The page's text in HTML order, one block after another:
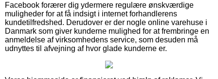
Facebook forærer dig ydermere regulære ønskværdige
muligheder for at få indsigt i internet forhandlerens
kundetilfredshed. Derudover er der nogle online varehuse i
Danmark som giver kunderne mulighed for at frembringe en
anmeldelse af virksomhedens service, som desuden må
udnyttes til afvejning af hvor glade kunderne er.